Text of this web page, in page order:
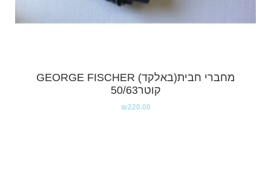
מחברי חבית(באלקד) GEORGE FISCHER
קוטר50/63
₪220.00